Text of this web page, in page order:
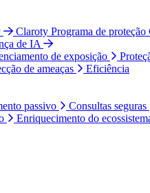
Claroty Programa de proteção
de IA
de exposição
de ameaças
Eficiência
passivo
Consultas seguras
Enriquecimento do